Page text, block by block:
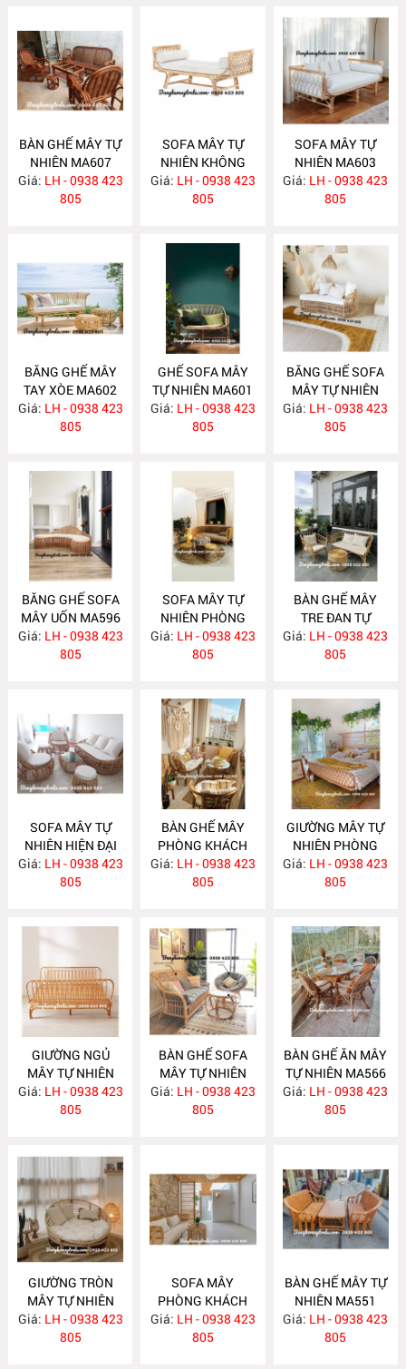
BÀN GHẾ MÂY TỰ
NHIÊN MA607
Giá: LH - 0938 423
805
SOFA MÂY TỰ
NHIÊN KHÔNG
TỰA MA604
Giá: LH - 0938 423
805
SOFA MÂY TỰ
NHIÊN MA603
Giá: LH - 0938 423
805
BĂNG GHẾ MÂY
TAY XÒE MA602
Giá: LH - 0938 423
805
GHẾ SOFA MÂY
TỰ NHIÊN MA601
Giá: LH - 0938 423
805
BĂNG GHẾ SOFA
MÂY TỰ NHIÊN
MA597
Giá: LH - 0938 423
805
BĂNG GHẾ SOFA
MÂY UỐN MA596
Giá: LH - 0938 423
805
SOFA MÂY TỰ
NHIÊN PHÒNG
KHÁCH MA588
Giá: LH - 0938 423
805
BÀN GHẾ MÂY
TRE ĐAN TỰ
NHIÊN MA587
Giá: LH - 0938 423
805
SOFA MÂY TỰ
NHIÊN HIỆN ĐẠI
MA586
Giá: LH - 0938 423
805
BÀN GHẾ MÂY
PHÒNG KHÁCH
NHỎ GỌN MA585
Giá: LH - 0938 423
805
GIƯỜNG MÂY TỰ
NHIÊN PHÒNG
NGỦ MA584
Giá: LH - 0938 423
805
GIƯỜNG NGỦ
MÂY TỰ NHIÊN
MA583
Giá: LH - 0938 423
805
BÀN GHẾ SOFA
MÂY TỰ NHIÊN
MA568
Giá: LH - 0938 423
805
BÀN GHẾ ĂN MÂY
TỰ NHIÊN MA566
Giá: LH - 0938 423
805
GIƯỜNG TRÒN
MÂY TỰ NHIÊN
MA563
Giá: LH - 0938 423
805
SOFA MÂY
PHÒNG KHÁCH
MA557
Giá: LH - 0938 423
805
BÀN GHẾ MÂY TỰ
NHIÊN MA551
Giá: LH - 0938 423
805